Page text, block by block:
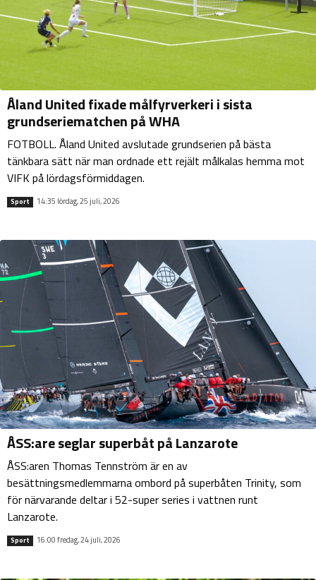
Åland United fixade målfyrverkeri i sista
grundseriematchen på WHA
FOTBOLL. Åland United avslutade grundserien på bästa
tänkbara sätt när man ordnade ett rejält målkalas hemma mot
VIFK på lördagsförmiddagen.
Sport 14:35 lördag, 25 juli, 2026
ÅSS:are seglar superbåt på Lanzarote
ÅSS:aren Thomas Tennström är en av
besättningsmedlemmarna ombord på superbåten Trinity, som
för närvarande deltar i 52-super series i vattnen runt
Lanzarote.
Sport 16:00 fredag, 24 juli, 2026